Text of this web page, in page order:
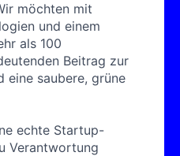
möchten mit
und einem
als 100
Beitrag zur
eine saubere, grüne
echte Startup-
Verantwortung